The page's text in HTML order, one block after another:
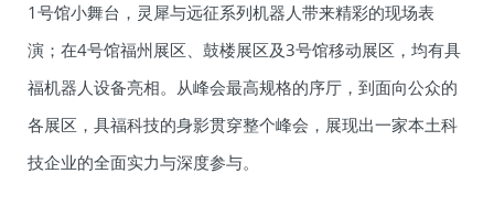
1号馆小舞台，灵犀与远征系列机器人带来精彩的现场表
演；在4号馆福州展区、鼓楼展区及3号馆移动展区，均有具
福机器人设备亮相。从峰会最高规格的序厅，到面向公众的
各展区，具福科技的身影贯穿整个峰会，展现出一家本土科
技企业的全面实力与深度参与。